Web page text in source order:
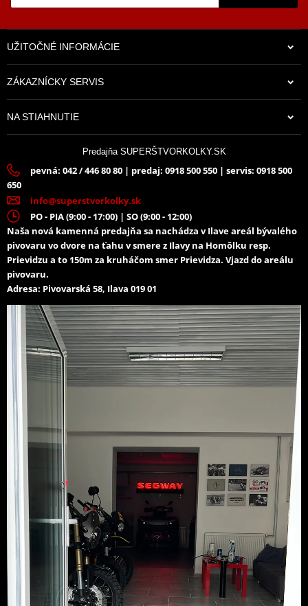
Na sklade
UŽITOČNÉ INFORMÁCIE
ZÁKAZNÍCKY SERVIS
NA STIAHNUTIE
Predajňa SUPERŠTVORKOLKY.SK
pevná: 042 / 446 80 80 | predaj: 0918 500 550 | servis: 0918 500
650
info@superstvorkolky.sk
PO - PIA (9:00 - 17:00) | SO (9:00 - 12:00)
Naša nová kamenná predajňa sa nachádza v Ilave areál bývalého
pivovaru vo dvore na ťahu v smere z Ilavy na Homôlku resp.
Prievidzu a to 150m za kruháčom smer Prievidza. Vjazd do areálu
pivovaru.
Adresa: Pivovarská 58, Ilava 019 01